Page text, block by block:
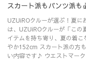
スカート派もパンツ派
UZUiROクルーが選ぶ！夏におすすめのコ
は、UZUiROクルーが「この
イテムを持ち寄り、夏の着こなしをご紹
やか152cm スカート派の方も、パンツ派の方も、ぜひ参考にしていただきた
い内容です♪ ウエストマー